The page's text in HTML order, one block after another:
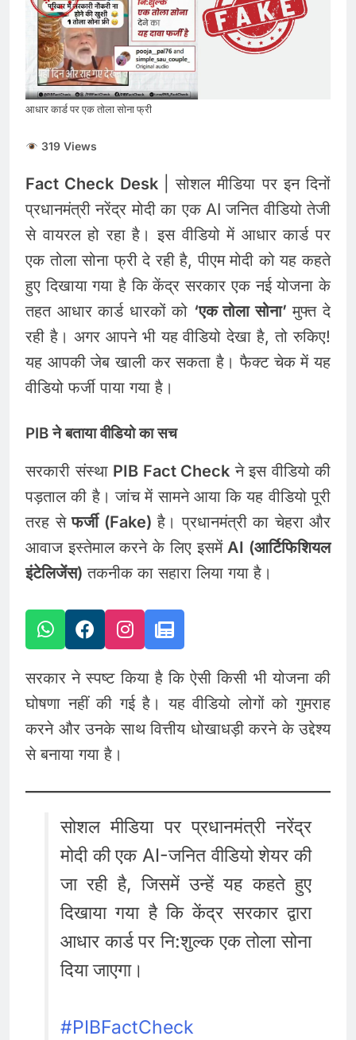
इंश्योरेंस के
Gold and Silver Price
Today : सोने और चांदी के
दामों में भारी उछाल, जानिए 5
अगस्त के ताजा भाव
August 5, 2026
Today: सेंसेक्स 500 अंक
आधार कार्ड पर एक तोला सोना फ्री
319 Views
Fact Check Desk
| सोशल मीडिया पर इन दिनों
प्रधानमंत्री नरेंद्र मोदी का एक AI जनित वीडियो तेजी
से वायरल हो रहा है। इस वीडियो में आधार कार्ड पर
एक तोला सोना फ्री दे रही है, पीएम मोदी को यह कहते
हुए दिखाया गया है कि केंद्र सरकार एक नई योजना के
तहत आधार कार्ड धारकों को ‘एक तोला सोना’ मुफ्त दे
रही है। अगर आपने भी यह वीडियो देखा है, तो रुकिए!
यह आपकी जेब खाली कर सकता है। फैक्ट चेक में यह
वीडियो फर्जी पाया गया है।
PIB ने बताया वीडियो का सच
सरकारी संस्था PIB Fact Check ने इस वीडियो की
पड़ताल की है। जांच में सामने आया कि यह वीडियो पूरी
तरह सेफर्जी (Fake) है। प्रधानमंत्री का चेहरा और
आवाज इस्तेमाल करने के लिए इसमेंAI (आर्टिफिशियल
इंटेलिजेंस) तकनीक का सहारा लिया गया है।
सरकार ने स्पष्ट किया है कि ऐसी किसी भी योजना की
घोषणा नहीं की गई है। यह वीडियो लोगों को गुमराह
करने और उनके साथ वित्तीय धोखाधड़ी करने के उद्देश्य
से बनाया गया है।
सोशल मीडिया पर प्रधानमंत्री नरेंद्र
मोदी की एक AI-जनित वीडियो शेयर की
जा रही है, जिसमें उन्हें यह कहते हुए
दिखाया गया है कि केंद्र सरकार द्वारा
आधार कार्ड पर नि:शुल्क एक तोला सोना
दिया जाएगा।
#PIBFactCheck